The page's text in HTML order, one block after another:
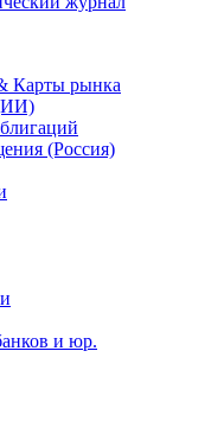
журнал
Карты рынка
(Россия)
и юр.